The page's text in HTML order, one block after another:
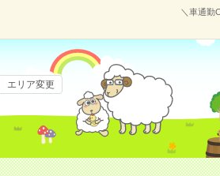
＼車通勤
エリア変更